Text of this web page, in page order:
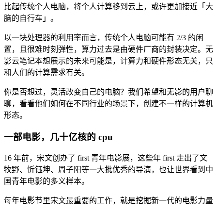
比起传统个人电脑，将个人计算移到云上，或许更加接近「大
脑的自行车」。
以一块处理器的利用率而言，传统个人电脑可能有 2/3 的闲
置，且很难时刻弹性，算力过去是由硬件厂商的封装决定。无
影云笔记本想展示的未来可能是，计算力和硬件形态无关，只
和人们的计算需求有关。
你是否想过，灵活改变⾃⼰的电脑？我们希望和无影的用户聊
聊，看看他们如何在不同行业的场景下，创建不一样的计算机
形态。
一部电影，几十亿核的 cpu
16 年前，宋文创办了 first 青年电影展，这些年 first 走出了文
牧野、忻钰坤、周子阳等一大批优秀的导演，也让世界看到中
国青年电影的多义样本。
每年电影节里宋文最重要的工作，就是挖掘新一代的电影力量